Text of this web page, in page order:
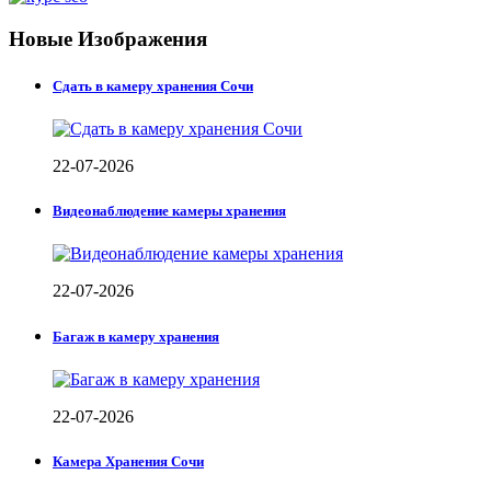
Новые Изображения
Сдать в камеру хранения Сочи
22-07-2026
Видеонаблюдение камеры хранения
22-07-2026
Багаж в камеру хранения
22-07-2026
Камера Хранения Сочи